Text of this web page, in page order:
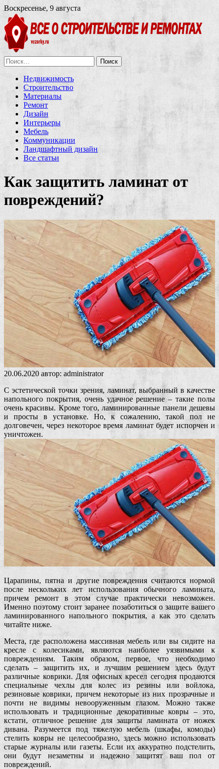
Воскресенье, 9 августа
Найти:
Недвижимость
Строительство
Материалы
Ремонт
Дизайн
Интерьеры
Мебель
Коммуникации
Ландшафтный дизайн
Все статьи
Как защитить ламинат от
повреждений?
20.06.2020 автор:administrator
С эстетической точки зрения, ламинат, выбранный в качестве
напольного покрытия, очень удачное решение – такие полы
очень красивы. Кроме того, ламинированные панели дешевы
и просты в установке. Но, к сожалению, такой пол не
долговечен, через некоторое время ламинат будет испорчен и
уничтожен.
Царапины, пятна и другие повреждения считаются нормой
после нескольких лет использования обычного ламината,
причем ремонт в этом случае практически невозможен.
Именно поэтому стоит заранее позаботиться о защите вашего
ламинированного напольного покрытия, а как это сделать
читайте ниже.
Места, где расположена массивная мебель или вы сидите на
кресле с колесиками, являются наиболее уязвимыми к
повреждениям. Таким образом, первое, что необходимо
сделать – защитить их, и лучшим решением здесь будут
различные коврики. Для офисных кресел сегодня продаются
специальные чехлы для колес из резины или войлока,
резиновые коврики, причем некоторые из них прозрачные и
почти не видимы невооруженным глазом. Можно также
использовать и традиционные декоративные ковры – это,
кстати, отличное решение для защиты ламината от ножек
дивана. Разумеется под тяжелую мебель (шкафы, комоды)
стелить ковры не целесообразно, здесь можно использовать
старые журналы или газеты. Если их аккуратно подстелить,
они будут незаметны и надежно защитят ваш пол от
повреждений.